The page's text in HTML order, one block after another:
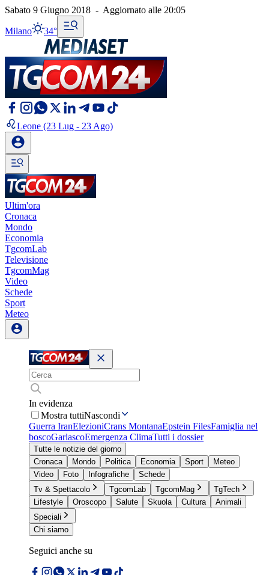
Sabato 9 Giugno 2018 - Aggiornato alle 20:05
Milano 34°
Leone (23 Lug - 23 Ago)
Ultim'ora
Cronaca
Mondo
Economia
TgcomLab
Televisione
TgcomMag
Video
Schede
Sport
Meteo
In evidenza
Mostra tuttiNascondi
Guerra IranElezioniCrans MontanaEpstein FilesFamiglia nel
boscoGarlascoEmergenza ClimaTutti i dossier
Tutte le notizie del giorno
Cronaca
Mondo Politica Economia Sport
Meteo
Video
Foto Infografiche
Schede
Tv & Spettacolo
TgcomLab TgcomMag
TgTech
Lifestyle
Oroscopo Salute Skuola Cultura
Animali
Speciali
Chi siamo
Seguici anche su